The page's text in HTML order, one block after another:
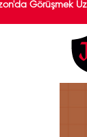
Görüşmek